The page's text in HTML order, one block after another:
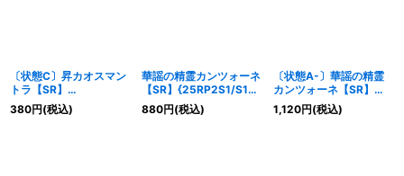
〔状態C〕昇カオスマン
トラ【SR】
{25RP1S1/S11}《光》
380円(税込)
華謡の精霊カンツォーネ
【SR】{25RP2S1/S11}
《光》
880円(税込)
〔状態A-〕華謡の精霊
カンツォーネ【SR】
{25RP2秘2/秘24}
《光》
1,120円(税込)